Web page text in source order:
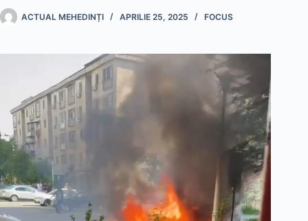
ACTUAL MEHEDINȚI APRILIE 25, 2025 FOCUS